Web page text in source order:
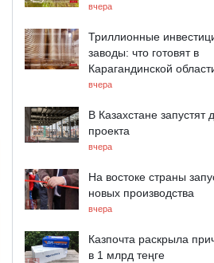
вчера
Триллионные
заводы: что готовят в
Карагандинской
вчера
В Казахстане запустят
проекта
вчера
На востоке страны
новых производства
вчера
Казпочта раскрыла
в 1 млрд теңге